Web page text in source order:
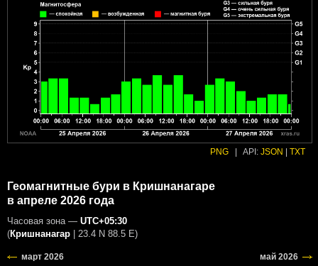
PNG API: JSON TXT
Геомагнитные бури в Кришнанагаре
в апреле 2026 года
Часовая зона — UTC+05:30
(Кришнанагар 23.4 N 88.5 E)